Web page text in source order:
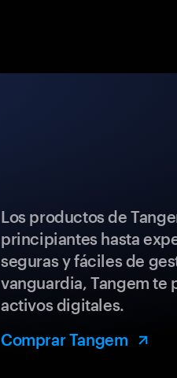
Los productos de
principiantes hasta
seguras y fáciles de
vanguardia, Tangem
activos digitales.
Comprar Tangem